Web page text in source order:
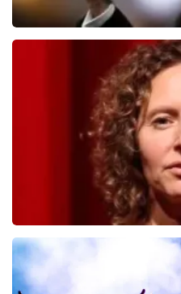
Andre Rieu
laatste 30 minuten
BESTEL NU
Esther van der Voort